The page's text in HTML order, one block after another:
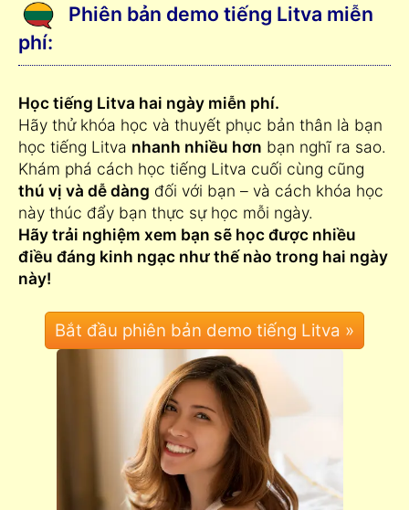
Phiên bản demo tiếng Litva miễn
phí:
Học tiếng Litva hai ngày miễn phí.
Hãy thử khóa học và thuyết phục bản thân là bạn
học tiếng Litva nhanh nhiều hơn bạn nghĩ ra sao.
Khám phá cách học tiếng Litva cuối cùng cũng
thú vị và dễ dàng đối với bạn – và cách khóa học
này thúc đẩy bạn thực sự học mỗi ngày.
Hãy trải nghiệm xem bạn sẽ học được nhiều
điều đáng kinh ngạc như thế nào trong hai ngày
này!